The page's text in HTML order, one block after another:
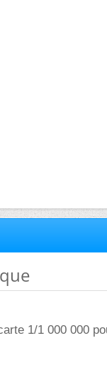
1/1 000 000